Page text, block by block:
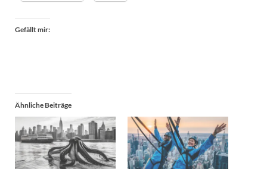
Gefällt mir:
Ähnliche Beiträge